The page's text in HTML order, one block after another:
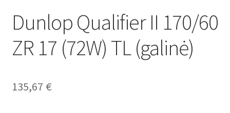
Dunlop Qualifier II 170/60
ZR 17 (72W) TL (galinė)
135,67 €